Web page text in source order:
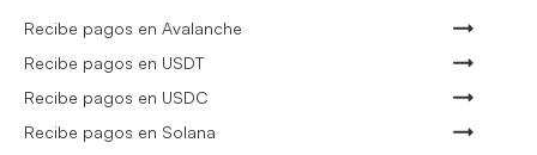
Recibe pagos en Avalanche
Recibe pagos en USDT
Recibe pagos en USDC
Recibe pagos en Solana